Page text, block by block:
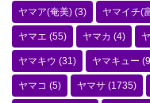
ヤマア(奄美) (3) ヤマイチ(
ヤマエ (55) ヤマカ (4)
ヤマキウ (31) ヤマキュー
ヤマコ (5) ヤマサ (1735)